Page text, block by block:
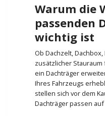
Warum die
passenden
wichtig ist
Ob Dachzelt,
zusätzlicher
ein Dachträger
Ihres Fahrzeugs
stellen sich vor dem
Dachträger passen